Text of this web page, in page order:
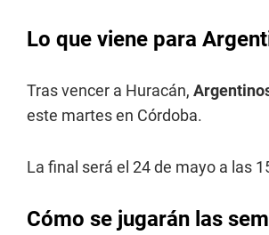
Lo que viene para
Tras vencer a Huracán,
este martes en Córdoba.
La final será el 24 de mayo a las
Cómo se jugarán las